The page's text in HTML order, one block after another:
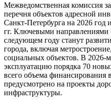
Межведомственная комиссия
перечня объектов адресной
Санкт-Петербурга на 2026
гг. Ключевыми
следующем году станут
города, включая
социальных объектов. В
эксплуатацию порядка 70
всего объема финансирования
предусмотрено на проекты
инфраструктуры.